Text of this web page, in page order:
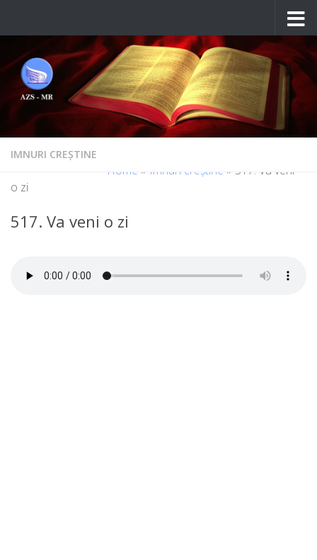
IMNURI CREȘTINE
Home » Imnuri creștine » 517. Va veni
o zi
517. Va veni o zi